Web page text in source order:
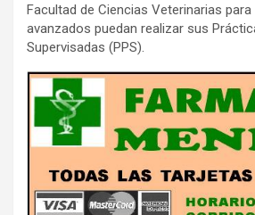
Facultad de Ciencias Veterinarias
avanzados puedan realizar sus
Supervisadas (PPS).